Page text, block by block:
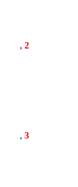
, 2
, 3